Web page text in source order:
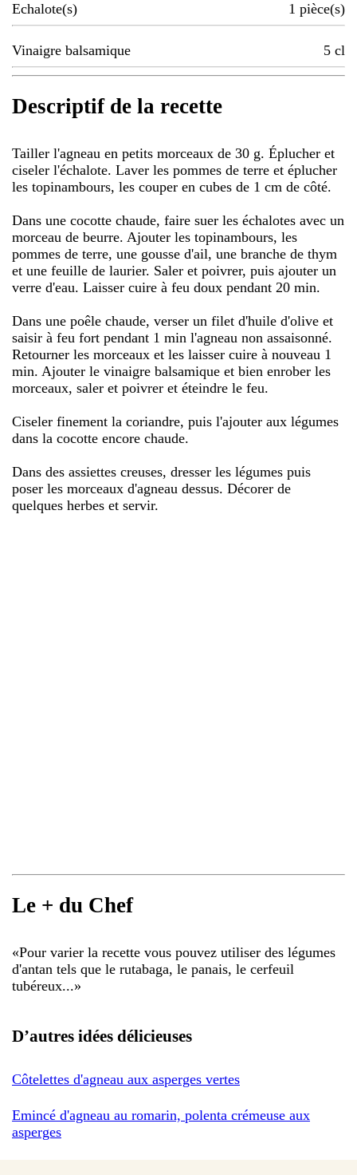
Echalote(s) 1 pièce(s)
Vinaigre balsamique 5 cl
Descriptif de la recette
Tailler l'agneau en petits morceaux de 30 g. Éplucher et
ciseler l'échalote. Laver les pommes de terre et éplucher
les topinambours, les couper en cubes de 1 cm de côté.
Dans une cocotte chaude, faire suer les échalotes avec un
morceau de beurre. Ajouter les topinambours, les
pommes de terre, une gousse d'ail, une branche de thym
et une feuille de laurier. Saler et poivrer, puis ajouter un
verre d'eau. Laisser cuire à feu doux pendant 20 min.
Dans une poêle chaude, verser un filet d'huile d'olive et
saisir à feu fort pendant 1 min l'agneau non assaisonné.
Retourner les morceaux et les laisser cuire à nouveau 1
min. Ajouter le vinaigre balsamique et bien enrober les
morceaux, saler et poivrer et éteindre le feu.
Ciseler finement la coriandre, puis l'ajouter aux légumes
dans la cocotte encore chaude.
Dans des assiettes creuses, dresser les légumes puis
poser les morceaux d'agneau dessus. Décorer de
quelques herbes et servir.
Le + du Chef
«Pour varier la recette vous pouvez utiliser des légumes
d'antan tels que le rutabaga, le panais, le cerfeuil
tubéreux...»
D’autres idées délicieuses
Côtelettes d'agneau aux asperges vertes
Emincé d'agneau au romarin, polenta crémeuse aux
asperges